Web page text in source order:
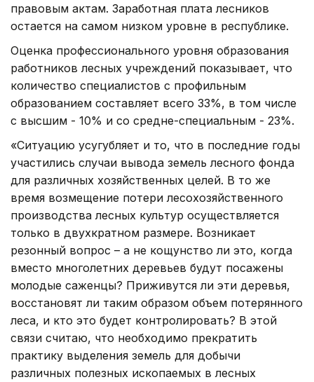
правовым актам. Заработная плата лесников
остается на самом низком уровне в республике.
Оценка профессионального уровня образования
работников лесных учреждений показывает, что
количество специалистов с профильным
образованием составляет всего 33%, в том числе
с высшим - 10% и со средне-специальным - 23%.
«Ситуацию усугубляет и то, что в последние годы
участились случаи вывода земель лесного фонда
для различных хозяйственных целей. В то же
время возмещение потери лесохозяйственного
производства лесных культур осуществляется
только в двухкратном размере. Возникает
резонный вопрос – а не кощунство ли это, когда
вместо многолетних деревьев будут посажены
молодые саженцы? Приживутся ли эти деревья,
восстановят ли таким образом объем потерянного
леса, и кто это будет контролировать? В этой
связи считаю, что необходимо прекратить
практику выделения земель для добычи
различных полезных ископаемых в лесных